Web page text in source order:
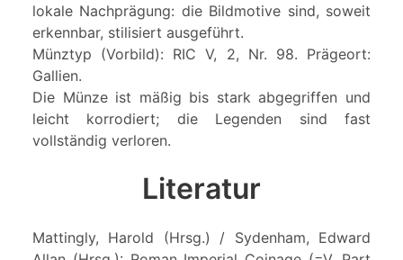
lokale Nachprägung: die Bildmotive sind, soweit
erkennbar, stilisiert ausgeführt.
Münztyp (Vorbild): RIC V, 2, Nr. 98. Prägeort:
Gallien.
Die Münze ist mäßig bis stark abgegriffen und
leicht korrodiert; die Legenden sind fast
vollständig verloren.
Literatur
Mattingly, Harold (Hrsg.) / Sydenham, Edward